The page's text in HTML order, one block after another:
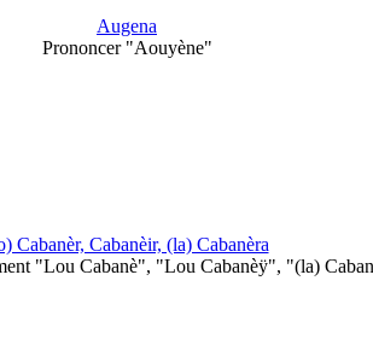
Augena
Prononcer "Aouyène"
Cabanèr, Cabanèir, (la) Cabanèra
"Lou Cabanè", "Lou Cabanèÿ", "(la)